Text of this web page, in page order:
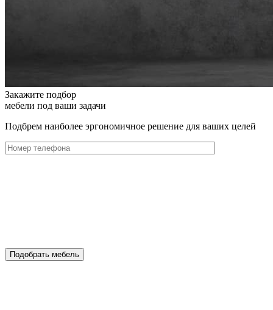
Закажите подбор
мебели под ваши задачи
Подбрем наиболее эргономичное решение для ваших целей
Подобрать мебель